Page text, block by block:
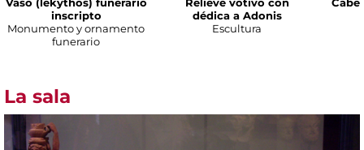
inscripto
Monumento y ornamento
funerario
dédica a Adonis
Escultura
La sala